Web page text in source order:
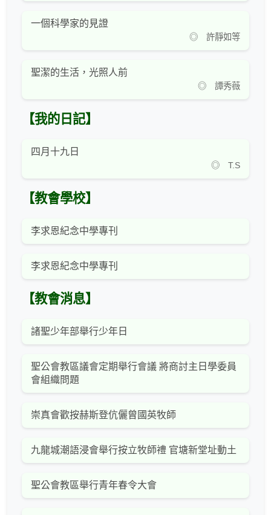
一個科學家的見證
◎ 許靜如等
聖潔的生活，光照人前
◎ 譚秀薇
【我的日記】
四月十九日
◎ T.S
【教會學校】
李求恩紀念中學專刊
李求恩紀念中學專刊
【教會消息】
諸聖少年部舉行少年日
聖公會教區議會定期舉行會議 將商討主日學委員
會組織問題
崇真會歡按赫斯登伉儷曾國英牧師
九龍城潮語浸會舉行按立牧師禮 官塘新堂址動土
聖公會教區舉行青年春令大會